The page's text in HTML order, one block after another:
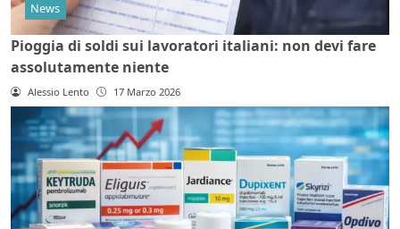
News
Pioggia di soldi sui lavoratori italiani: non devi fare
assolutamente niente
Alessio Lento 17 Marzo 2026